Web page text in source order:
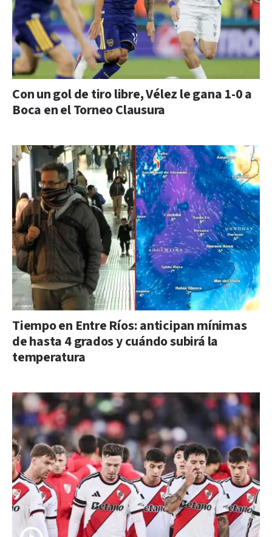
Con un gol de tiro libre, Vélez le gana 1-0 a
Boca en el Torneo Clausura
Tiempo en Entre Ríos: anticipan mínimas
de hasta 4 grados y cuándo subirá la
temperatura